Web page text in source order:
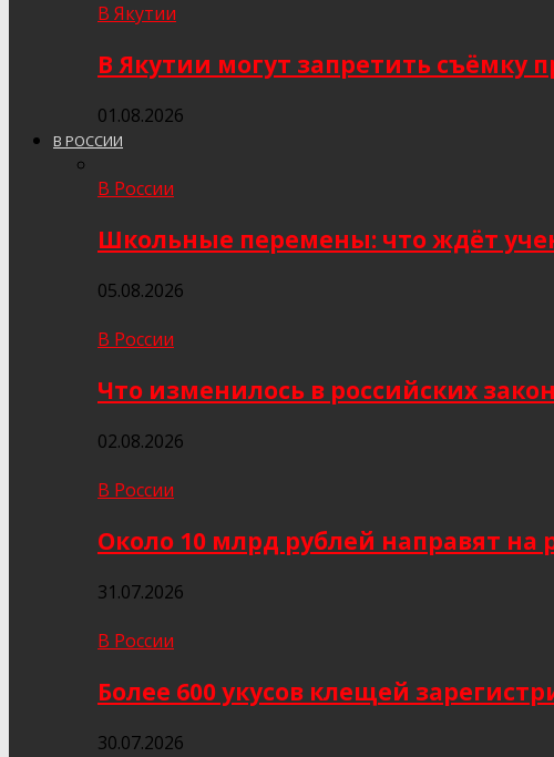
В Якутии
В Якутии могут запретить съёмку
01.08.2026
В РОССИИ
В России
Школьные перемены: что ждёт
05.08.2026
В России
Что изменилось в российских
02.08.2026
В России
Около 10 млрд рублей направят на
31.07.2026
В России
Более 600 укусов клещей
30.07.2026